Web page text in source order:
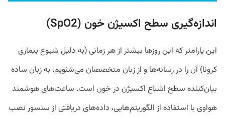
اندازه‌گیری سطح اکسیژن خون (SpO2)
این پارامتر که این روزها بیشتر از هر زمانی (به دلیل شیوع بیماری
کرونا) آن را در رسانه‌ها و از زبان متخصصان می‌شنویم، به زبان ساده
بیان‌کننده سطح اشباع اکسیژن در خون است. ساعت‌های هوشمند
هواوی با استفاده از الگوریتم‌هایی، داده‌های دریافتی از سنسور نصب